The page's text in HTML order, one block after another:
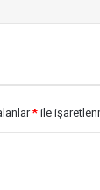
* ile